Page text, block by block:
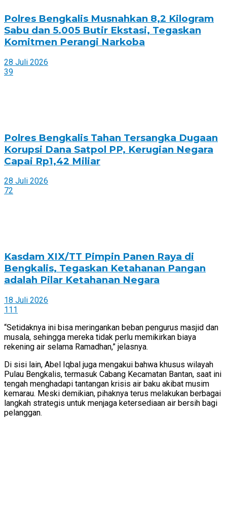
Polres Bengkalis Musnahkan 8,2 Kilogram
Sabu dan 5.005 Butir Ekstasi, Tegaskan
Komitmen Perangi Narkoba
28 Juli 2026
39
Polres Bengkalis Tahan Tersangka Dugaan
Korupsi Dana Satpol PP, Kerugian Negara
Capai Rp1,42 Miliar
28 Juli 2026
72
Kasdam XIX/TT Pimpin Panen Raya di
Bengkalis, Tegaskan Ketahanan Pangan
adalah Pilar Ketahanan Negara
18 Juli 2026
111
“Setidaknya ini bisa meringankan beban pengurus masjid dan
musala, sehingga mereka tidak perlu memikirkan biaya
rekening air selama Ramadhan,” jelasnya.
Di sisi lain, Abel Iqbal juga mengakui bahwa khusus wilayah
Pulau Bengkalis, termasuk Cabang Kecamatan Bantan, saat ini
tengah menghadapi tantangan krisis air baku akibat musim
kemarau. Meski demikian, pihaknya terus melakukan berbagai
langkah strategis untuk menjaga ketersediaan air bersih bagi
pelanggan.